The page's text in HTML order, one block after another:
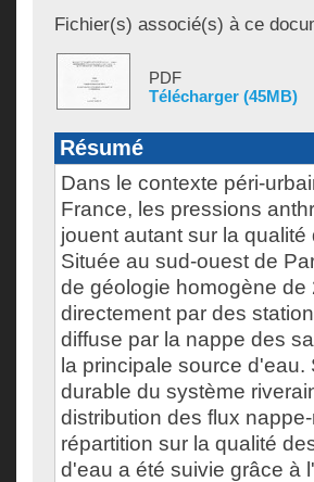
Fichier(s) associé(s) à ce
PDF
Télécharger (45MB)
Résumé
Dans le contexte péri-
France, les pressions
jouent autant sur la
Située au sud-ouest de
de géologie homogène
directement par des
diffuse par la nappe des
la principale source
durable du système
distribution des flux
répartition sur la qualité
d'eau a été suivie grâce à